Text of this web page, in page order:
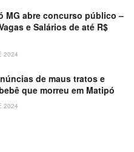
MG abre concurso público –
e Salários de até R$
2024
de maus tratos e
que morreu em Matipó
2024